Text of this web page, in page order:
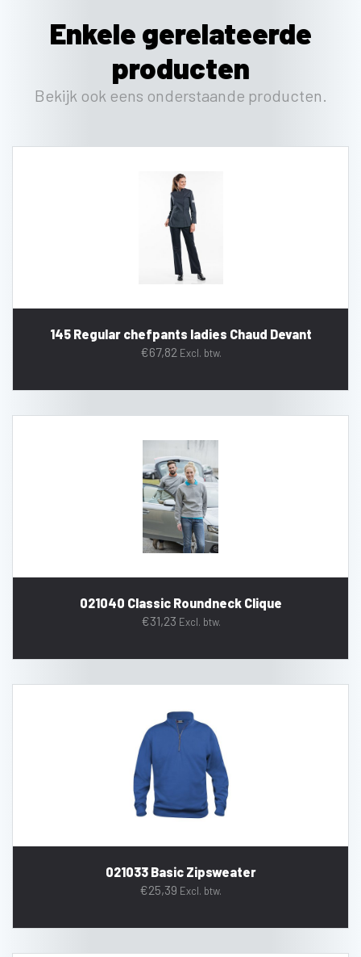
Enkele gerelateerde
producten
Bekijk ook eens onderstaande producten.
145 Regular chefpants ladies Chaud Devant
€67,82 Excl. btw.
021040 Classic Roundneck Clique
€31,23 Excl. btw.
021033 Basic Zipsweater
€25,39 Excl. btw.